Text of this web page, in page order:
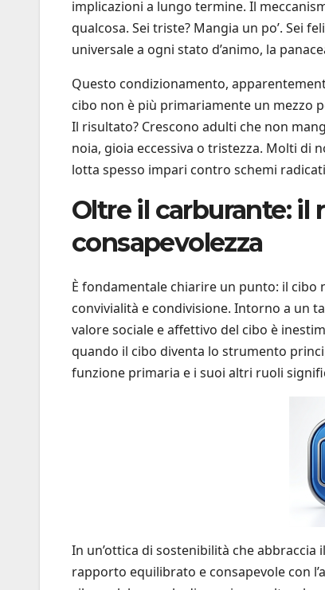
implicazioni a lungo termine. Il
qualcosa. Sei triste? Mangia un po’. Sei
universale a ogni stato d’animo, la
Questo condizionamento,
cibo non è più primariamente un mezzo
Il risultato? Crescono adulti che non
noia, gioia eccessiva o tristezza. Molti di
lotta spesso impari contro schemi
Oltre il carburante: il
consapevolezza
È fondamentale chiarire un punto: il cibo
convivialità e condivisione. Intorno a un
valore sociale e affettivo del cibo è
quando il cibo diventa lo strumento
funzione primaria e i suoi altri ruoli
In un’ottica di sostenibilità che abbraccia
rapporto equilibrato e consapevole con